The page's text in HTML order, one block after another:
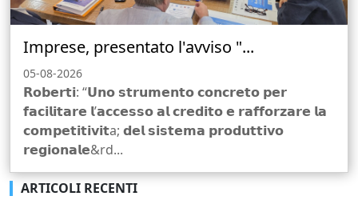
Imprese, presentato l'avviso "...
05-08-2026
𝗥𝗼𝗯𝗲𝗿𝘁𝗶: “𝗨𝗻𝗼 𝘀𝘁𝗿𝘂𝗺𝗲𝗻𝘁𝗼 𝗰𝗼𝗻𝗰𝗿𝗲𝘁𝗼 𝗽𝗲𝗿
𝗳𝗮𝗰𝗶𝗹𝗶𝘁𝗮𝗿𝗲 𝗹’𝗮𝗰𝗰𝗲𝘀𝘀𝗼 𝗮𝗹 𝗰𝗿𝗲𝗱𝗶𝘁𝗼 𝗲 𝗿𝗮𝗳𝗳𝗼𝗿𝘇𝗮𝗿𝗲 𝗹𝗮
𝗰𝗼𝗺𝗽𝗲𝘁𝗶𝘁𝗶𝘃𝗶𝘁a; 𝗱𝗲𝗹 𝘀𝗶𝘀𝘁𝗲𝗺𝗮 𝗽𝗿𝗼𝗱𝘂𝘁𝘁𝗶𝘃𝗼
𝗿𝗲𝗴𝗶𝗼𝗻𝗮𝗹𝗲&rd...
ARTICOLI RECENTI